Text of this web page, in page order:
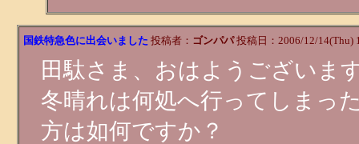
国鉄特急色に出会いました 投稿者： ゴンパパ投稿日：2006/12/14(Thu)
田駄さま、おはようございま
冬晴れは何処へ行ってしまっ
方は如何ですか？